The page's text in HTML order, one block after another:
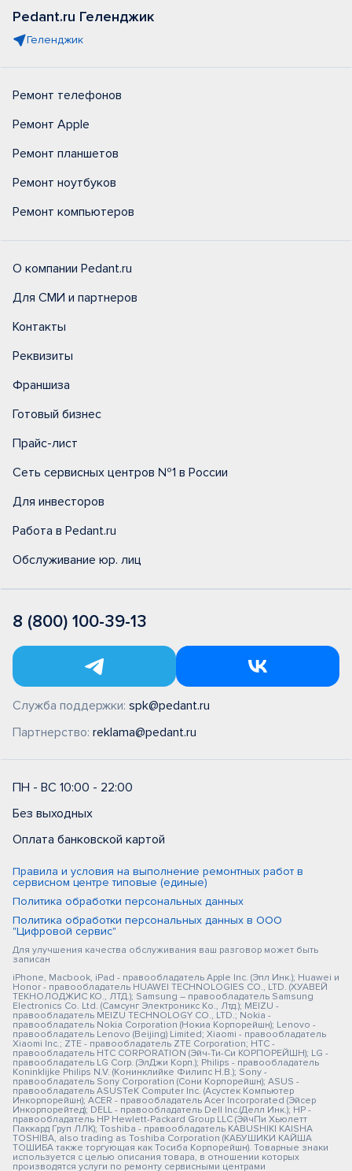
Pedant.ru Геленджик
Геленджик
Ремонт телефонов
Ремонт Apple
Ремонт планшетов
Ремонт ноутбуков
Ремонт компьютеров
О компании Pedant.ru
Для СМИ и партнеров
Контакты
Реквизиты
Франшиза
Готовый бизнес
Прайс-лист
Сеть сервисных центров №1 в России
Для инвесторов
Работа в Pedant.ru
Обслуживание юр. лиц
8 (800) 100-39-13
Служба поддержки: spk@pedant.ru
Партнерство: reklama@pedant.ru
ПН - ВС 10:00 - 22:00
Без выходных
Оплата банковской картой
Правила и условия на выполнение ремонтных работ в
сервисном центре типовые (единые)
Политика обработки персональных данных
Политика обработки персональных данных в ООО
"Цифровой сервис"
Для улучшения качества обслуживания ваш разговор может быть
записан
iPhone, Macbook, iPad - правообладатель Apple Inc. (Эпл Инк.); Huawei и
Honor - правообладатель HUAWEI TECHNOLOGIES CO., LTD. (ХУАВЕЙ
ТЕКНОЛОДЖИС КО., ЛТД.); Samsung – правообладатель Samsung
Electronics Co. Ltd. (Самсунг Электроникс Ко., Лтд.); MEIZU -
правообладатель MEIZU TECHNOLOGY CO., LTD.; Nokia -
правообладатель Nokia Corporation (Нокиа Корпорейшн); Lenovo -
правообладатель Lenovo (Beijing) Limited; Xiaomi - правообладатель
Xiaomi Inc.; ZTE - правообладатель ZTE Corporation; HTC -
правообладатель HTC CORPORATION (Эйч-Ти-Си КОРПОРЕЙШН); LG -
правообладатель LG Corp. (ЭлДжи Корп.); Philips - правообладатель
Koninklijke Philips N.V. (Конинклийке Филипс Н.В.); Sony -
правообладатель Sony Corporation (Сони Корпорейшн); ASUS -
правообладатель ASUSTeK Computer Inc. (Асустек Компьютер
Инкорпорейшн); ACER - правообладатель Acer Incorporated (Эйсер
Инкорпорейтед); DELL - правообладатель Dell Inc.(Делл Инк.); HP -
правообладатель HP Hewlett-Packard Group LLC (ЭйчПи Хьюлетт
Паккард Груп ЛЛК); Toshiba - правообладатель KABUSHIKI KAISHA
TOSHIBA, also trading as Toshiba Corporation (КАБУШИКИ КАЙША
ТОШИБА также торгующая как Тосиба Корпорейшн). Товарные знаки
используется с целью описания товара, в отношении которых
производятся услуги по ремонту сервисными центрами